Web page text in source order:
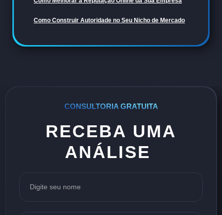
Como Construir Autoridade no Seu Nicho de Mercado
CONSULTORIA GRATUITA
RECEBA UMA
ANÁLISE